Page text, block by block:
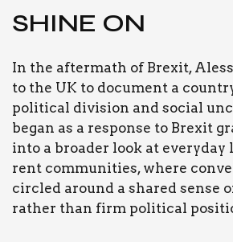
SHI­NE ON
In the after­math of Bre­xit,
to the UK to docu­ment a
poli­ti­cal divi­sion and social
began as a respon­se to Bre­xit
into a broa­der look at
rent com­mu­ni­ties, whe­re
cir­cled around a shared sen­se
rather than firm poli­ti­cal